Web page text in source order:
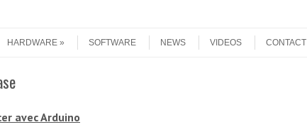
HARDWARE SOFTWARE NEWS VIDEOS CONTACT
avec Arduino